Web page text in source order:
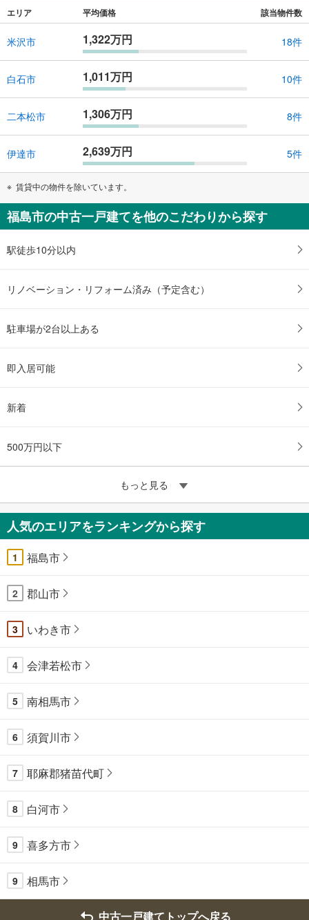
エリア 平均価格 該当物件数
米沢市 1,322万円 18件
白石市 1,011万円 10件
二本松市 1,306万円 8件
伊達市 2,639万円 5件
賃貸中の物件を除いています。
福島市の中古一戸建てを他のこだわりから探す
駅徒歩10分以内
リノベーション・リフォーム済み（予定含む）
駐車場が2台以上ある
即入居可能
新着
500万円以下
もっと見る
人気のエリアをランキングから探す
1 福島市
2 郡山市
3 いわき市
4 会津若松市
5 南相馬市
6 須賀川市
7 耶麻郡猪苗代町
8 白河市
9 喜多方市
9 相馬市
中古一戸建てトップへ戻る